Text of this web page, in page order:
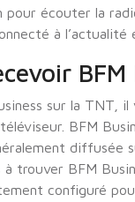
pour écouter la
à l’actualité
sur la TNT,
BFM
diffusée
à trouver BFM
configuré